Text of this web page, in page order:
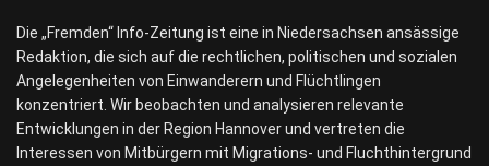
Die „Fremden“ Info-Zeitung ist eine in Niedersachsen ansässige
Redaktion, die sich auf die rechtlichen, politischen und sozialen
Angelegenheiten von Einwanderern und Flüchtlingen
konzentriert. Wir beobachten und analysieren relevante
Entwicklungen in der Region Hannover und vertreten die
Interessen von Mitbürgern mit Migrations- und Fluchthintergrund